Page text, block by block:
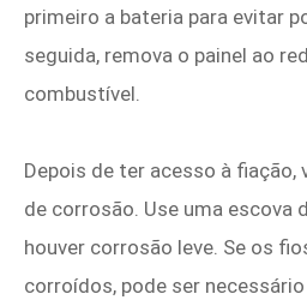
primeiro a bateria para evitar
seguida, remova o painel ao
combustível.
Depois de ter acesso à fiação,
de corrosão. Use uma escova
houver corrosão leve. Se os
corroídos, pode ser